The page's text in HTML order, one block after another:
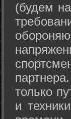
(будем
только
и